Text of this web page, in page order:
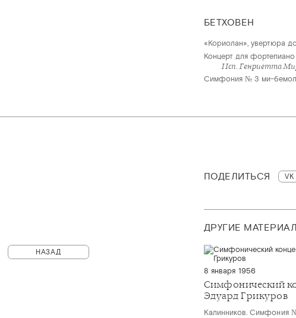
БЕТХОВЕН
«Кориолан», увертюра
Концерт для
Исп. Генриетта
Симфония № 3 ми-
ПОДЕЛИТЬСЯ VK
ДРУГИЕ
8 января 1956
Симфонический
Эдуард Грикуров
Калинников. Симфония
НАЗАД